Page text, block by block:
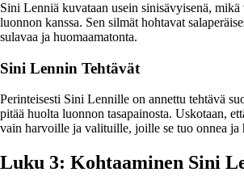
Sini Lenniä kuvataan usein sinisävyisenä, mikä
luonnon kanssa. Sen silmät hohtavat
sulavaa ja huomaamatonta.
Sini Lennin Tehtävät
Perinteisesti Sini Lennille on annettu tehtävä
pitää huolta luonnon tasapainosta. Uskotaan,
vain harvoille ja valituille, joille se tuo onnea ja
Luku 3: Kohtaaminen Sini